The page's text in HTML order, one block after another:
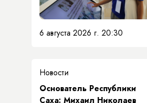
6 августа 2026 г. 20:30
Новости
Основатель Республики
Саха: Михаил Николаев